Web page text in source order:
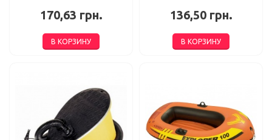
170,63 грн.
В КОРЗИНУ
136,50 грн.
В КОРЗИНУ